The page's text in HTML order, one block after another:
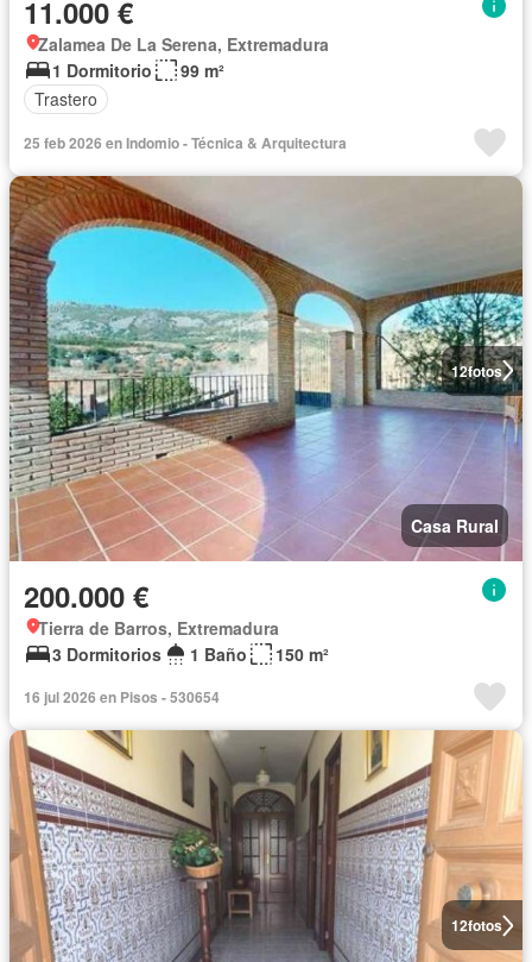
11.000 €
Zalamea De La Serena, Extremadura
1 Dormitorio
99 m²
Trastero
25 feb 2026 en Indomio - Técnica & Arquitectura
12fotos
Casa Rural
200.000 €
Tierra de Barros, Extremadura
3 Dormitorios
1 Baño 150 m²
16 jul 2026 en Pisos - 530654
12fotos